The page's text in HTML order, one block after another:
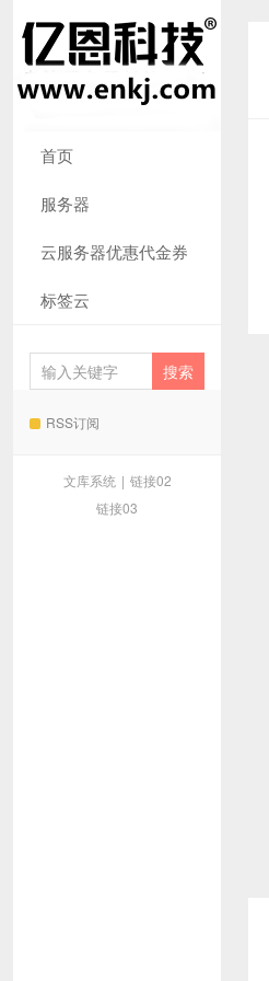
首页
服务器
云服务器优惠代金券
标签云
RSS订阅
文库系统 | 链接02
链接03